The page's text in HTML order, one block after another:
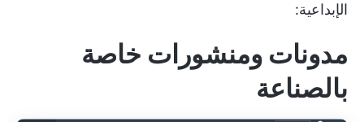
الإبداعية:
مدونات ومنشورات خاصة
بالصناعة